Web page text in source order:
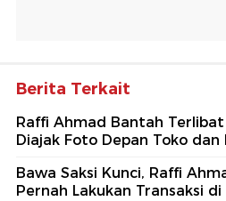
Berita Terkait
Raffi Ahmad Bantah Terlibat
Diajak Foto Depan Toko dan
Bawa Saksi Kunci, Raffi
Pernah Lakukan Transaksi